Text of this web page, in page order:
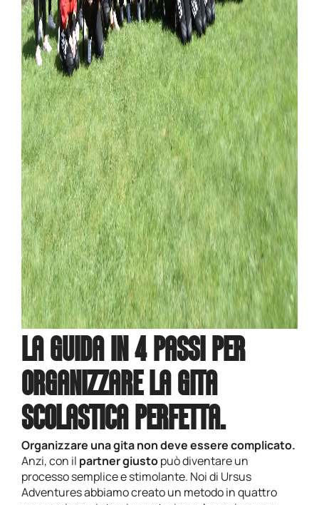
LA GUIDA IN 4 PASSI PER
ORGANIZZARE LA GITA
SCOLASTICA PERFETTA.
Organizzare una gita non deve essere complicato.
Anzi, con il partnergiustopuò diventare un
processo semplice e stimolante. Noi di Ursus
Adventures abbiamo creato un metodo in quattro